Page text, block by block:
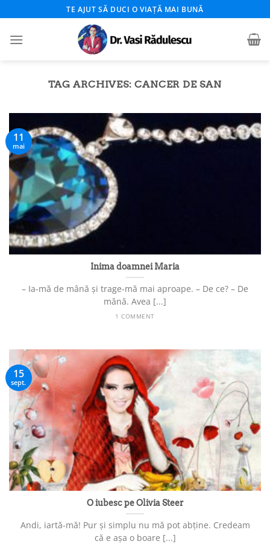
to
content
TE AJUT SĂ DUCI O VIAȚĂ MAI BUNĂ
TAG ARCHIVES:CANCER DE SAN
Inima doamnei Maria
– Ia-mă de mână și trage-mă mai aproape. – De ce? – De
mână. Avea [...]
1 COMMENT
11
mai
O iubesc pe Olivia Steer
Andi, iartă-mă! Pur și simplu nu mă pot abține. Credeam
că e așa o boare [...]
15
sept.